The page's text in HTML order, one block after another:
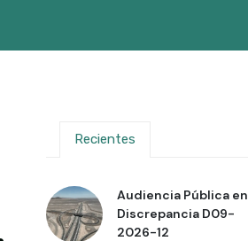
Recientes
Audiencia Pública en
Discrepancia D09-
2026-12